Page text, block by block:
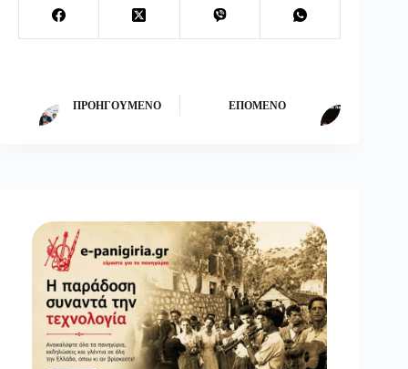
ΠΡΟΗΓΟΎΜΕΝΟ ΕΠΌΜΕΝΟ